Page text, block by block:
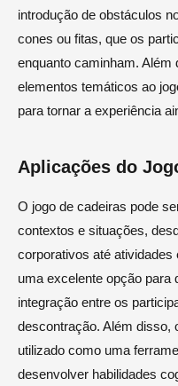
introdução de obstáculos
cones ou fitas, que os
enquanto caminham.
elementos temáticos ao
para tornar a experiência
Aplicações do
O jogo de cadeiras pode
contextos e situações,
corporativos até
uma excelente opção para
integração entre os
descontração. Além disso,
utilizado como uma
desenvolver habilidades